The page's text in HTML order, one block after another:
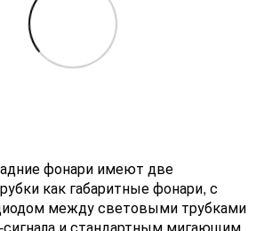
фонари имеют две
как габаритные фонари, с
между световыми трубками
сигнала и стандартным мигающим